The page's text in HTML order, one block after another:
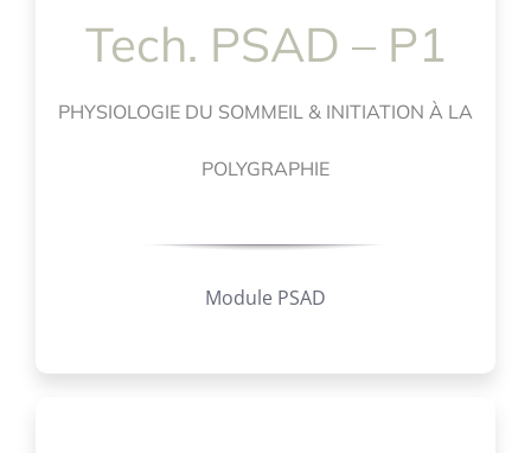
Tech. PSAD – P1
PHYSIOLOGIE DU SOMMEIL & INITIATION À LA
POLYGRAPHIE
Module PSAD